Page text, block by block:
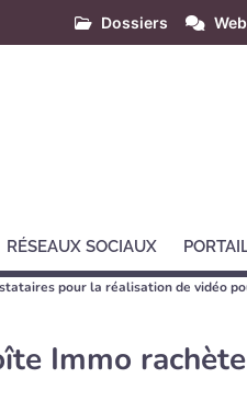
Dossiers
RÉSEAUX SOCIAUX
pour la réalisation de vidéo
Immo